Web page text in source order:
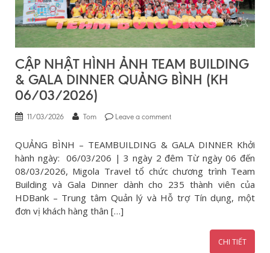
CẬP NHẬT HÌNH ẢNH TEAM BUILDING
& GALA DINNER QUẢNG BÌNH (KH
06/03/2026)
11/03/2026 Tom Leave a comment
QUẢNG BÌNH – TEAMBUILDING & GALA DINNER Khởi
hành ngày: 06/03/206 | 3 ngày 2 đêm Từ ngày 06 đến
08/03/2026, Migola Travel tổ chức chương trình Team
Building và Gala Dinner dành cho 235 thành viên của
HDBank – Trung tâm Quản lý và Hỗ trợ Tín dụng, một
đơn vị khách hàng thân […]
CHI TIẾT